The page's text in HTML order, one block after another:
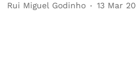
Rui Miguel Godinho 13 Mar